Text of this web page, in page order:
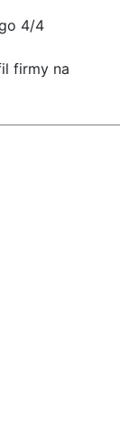
4/4
firmy na